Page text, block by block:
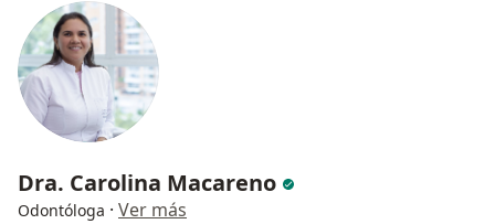
Dra. Carolina Macareno
Odontóloga · Ver más